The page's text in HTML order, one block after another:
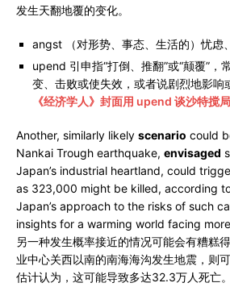
发生天翻地覆的变化。
angst （对形势、事态、生活的）忧虑
upend 引申指“打倒、推翻”或“颠覆”，
变、击败或使失效，或者说剧烈地影响
《经济学人》封面用 upend 谈沙特搅
Another, similarly likely scenario could
Nankai Trough earthquake, envisaged
Japan’s industrial heartland, could
as 323,000 might be killed, according
Japan’s approach to the risks of such
insights for a warming world facing
另一种发生概率接近的情况可能会有糟糕
业中心关西以南的南海海沟发生地震，则
估计认为，这可能导致多达32.3万人死亡